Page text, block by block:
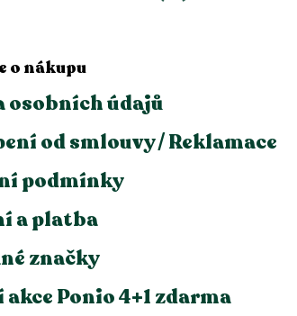
o nákupu
osobních údajů
od smlouvy / Reklamace
podmínky
a platba
značky
Ponio 4+1 zdarma